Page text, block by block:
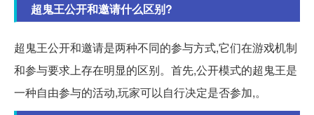
超鬼王公开和邀请什么区别?
超鬼王公开和邀请是两种不同的参与方式,它们在游戏机制
和参与要求上存在明显的区别。首先,公开模式的超鬼王是
一种自由参与的活动,玩家可以自行决定是否参加,。